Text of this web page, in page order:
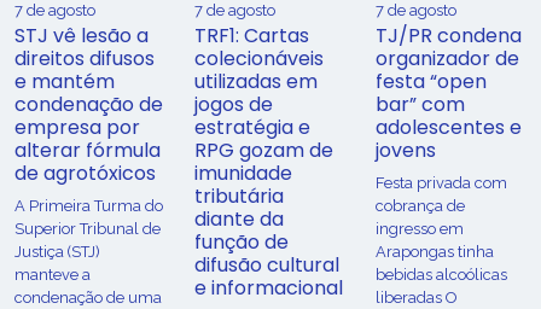
7 de agosto
STJ vê lesão a
direitos difusos
e mantém
condenação de
empresa por
alterar fórmula
de agrotóxicos
​A Primeira Turma do
Superior Tribunal de
Justiça (STJ)
manteve a
condenação de uma
7 de agosto
TRF1: Cartas
colecionáveis
utilizadas em
jogos de
estratégia e
RPG gozam de
imunidade
tributária
diante da
função de
difusão cultural
e informacional
7 de agosto
TJ/PR condena
organizador de
festa “open
bar” com
adolescentes e
jovens
Festa privada com
cobrança de
ingresso em
Arapongas tinha
bebidas alcoólicas
liberadas O